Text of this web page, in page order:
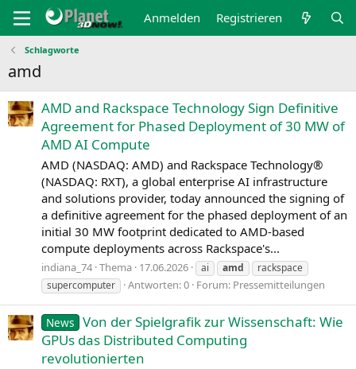
Anmelden Registrieren
Schlagworte
amd
AMD and Rackspace Technology Sign Definitive
Agreement for Phased Deployment of 30 MW of
AMD AI Compute
AMD (NASDAQ: AMD) and Rackspace Technology®
(NASDAQ: RXT), a global enterprise AI infrastructure
and solutions provider, today announced the signing of
a definitive agreement for the phased deployment of an
initial 30 MW footprint dedicated to AMD-based
compute deployments across Rackspace's...
indiana_74 Thema 17.06.2026 ai amd
rackspace
supercomputer
Antworten: 0 Forum: Pressemitteilungen
News Von der Spielgrafik zur Wissenschaft: Wie
GPUs das Distributed Computing
revolutionierten